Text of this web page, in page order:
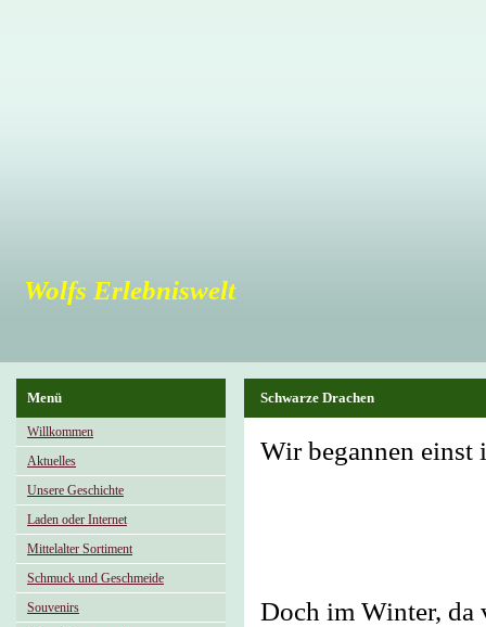
Wolfs Erlebniswelt
Menü
Willkommen
Aktuelles
Unsere Geschichte
Laden oder Internet
Mittelalter Sortiment
Schmuck und Geschmeide
Souvenirs
Schwarze Drachen
Wir begannen einst
Doch im Winter, da